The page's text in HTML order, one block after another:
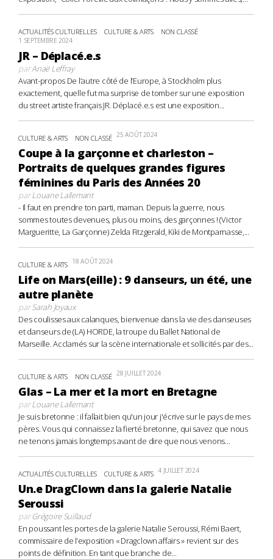
ACTUALITÉS CULTURELLES CULTURE & ARTS NON CLASSÉ
1 SEPTEMBRE 2024
JR – Déplacé.e.s
parAnaë Leffray
Avant-propos De l’autre côté de l’Europe, à Stockholm plus
exactement, quelle fut ma surprise de tomber sur une exposition
du street artiste français JR. Déplacé.e.s est une exposition...
CULTURE & ARTS NON CLASSÉ 25 AOÛT 2024
Coupe à la garçonne et charleston –
Portraits de quelques grandes figures
féminines du Paris des Années 20
parLouane Lallemant
- Il faut en prendre ton parti, maman. Depuis la guerre, nous
sommes toutes devenues, plus ou moins, des garçonnes ! (Victor
Margueritte, La Garçonne) Zelda Fitzgerald, Kiki de Montparnasse,...
CULTURE & ARTS 18 AOÛT 2024
Life on Mars(eille) : 9 danseurs, un été, une
autre planète
parSarah Joyaux
Des coulisses aux calanques, bienvenue dans la vie des danseuses
et danseurs de (LA) HORDE, la troupe du Ballet National de
Marseille. Acclamés sur la scène internationale et sollicités par des...
CULTURE & ARTS NON CLASSÉ 28 JUILLET 2024
Glas – La mer et la mort en Bretagne
parLouane Lallemant
Je suis bretonne : il fallait bien qu'un jour j'écrive sur le pays de mes
pères. Vous qui connaissez la fierté bretonne, qui savez que nous
ne tenons jamais longtemps avant de dire que nous venons...
ACTUALITÉS CULTURELLES CULTURE & ARTS 4 JUILLET 2024
Un.e DragClown dans la galerie Natalie
Seroussi
parGrégoire Suillaud
En poussant les portes de la galerie Natalie Seroussi, Rémi Baert,
commissaire de l’exposition « Dragclown affairs » revient sur des
points de définition. En tant que branche de...